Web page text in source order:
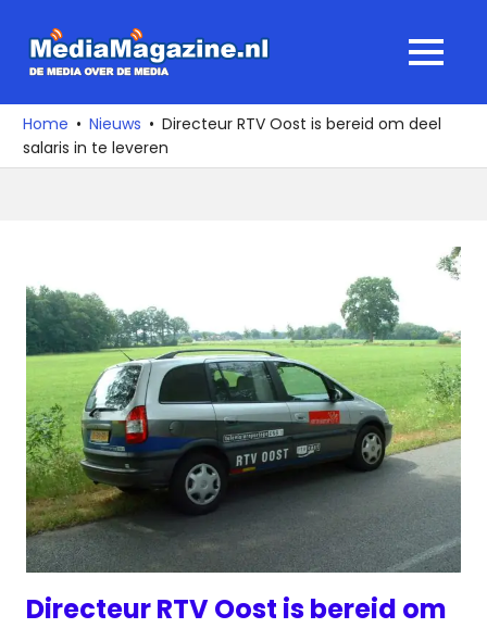
naar
media
over
de
MENU
Home Nieuws
Directeur RTV Oost is bereid om deel
salaris in te leveren
Directeur RTV Oost is bereid om